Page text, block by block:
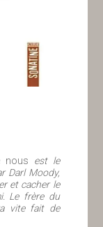
nous est le
Darl Moody,
et cacher le
Le frère du
vite fait de